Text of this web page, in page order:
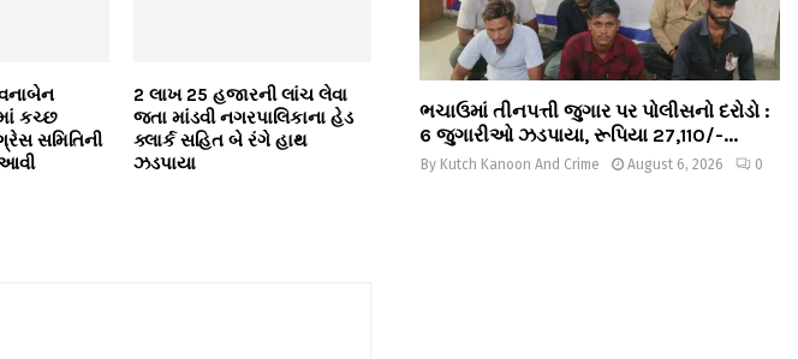
કચ્છ
સમિતિની
2 લાખ 25 હજારની લાંચ લેવા
જતા માંડવી નગરપાલિકાના હેડ
ક્લાર્ક સહિત બે રંગે હાથ
ઝડપાયા
ભચાઉમાં તીનપત્તી જુગાર પર પોલીસનો દરોડો :
6 જુગારીઓ ઝડપાયા, રૂપિયા 27,110/-...
By Kutch Kanoon And Crime August 6, 2026 0